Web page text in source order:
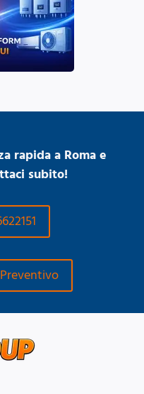
rapida a Roma e
subito!
Preventivo